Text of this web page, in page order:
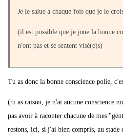
Je le salue à chaque fois que je le
(il est possible que je joue la bonne
n'ont pas et se sentent visé(e)s)
Tu as donc la bonne conscience polie,
(tu as raison, je n'ai aucune conscience
pas avoir à raconter chacune de mes
restons, ici, si j'ai bien compris, au stade